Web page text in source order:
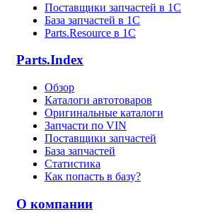
Поставщики запчастей в 1C
База запчастей в 1С
Parts.Resource в 1C
Parts.Index
Обзор
Каталоги автотоваров
Оригинальные каталоги
Запчасти по VIN
Поставщики запчастей
База запчастей
Статистика
Как попасть в базу?
О компании